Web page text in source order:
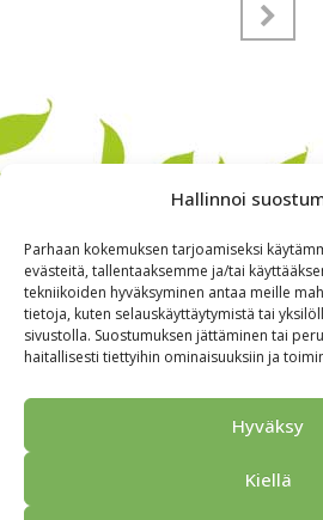
Hallinnoi
Parhaan kokemuksen tarjoamiseksi
evästeitä, tallentaaksemme ja/tai
tekniikoiden hyväksyminen antaa meille
tietoja, kuten selauskäyttäytymistä tai
sivustolla. Suostumuksen jättäminen tai
haitallisesti tiettyihin ominaisuuksiin ja
Hyväksy
Kiellä
Kokous &